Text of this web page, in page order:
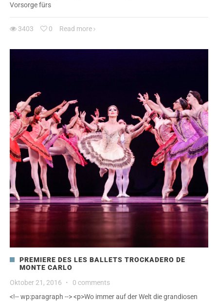
Vorsorge fürs
3403 0 Read more
PREMIERE DES LES BALLETS TROCKADERO DE
MONTE CARLO
Oktober 21, 2016
·
0 comments
<!-- wp:paragraph --> <p>Wo immer auf der Welt die grandiosen